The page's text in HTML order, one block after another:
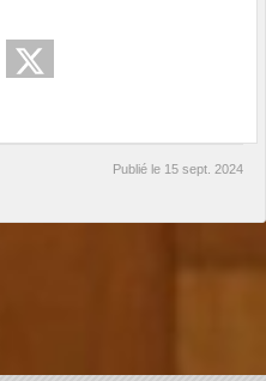
Publié le 15 sept. 2024